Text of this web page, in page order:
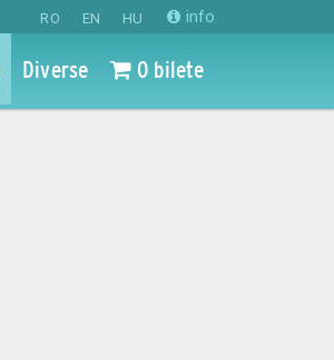
RO EN HU info
Diverse 0 bilete